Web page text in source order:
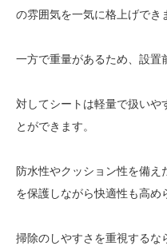
の雰囲気を一気に格上げでき
一方で重量があるため、設置
対してシートは軽量で扱いや
とができます。
防水性やクッション性を備
を保護しながら快適性も高め
掃除のしやすさを重視するな